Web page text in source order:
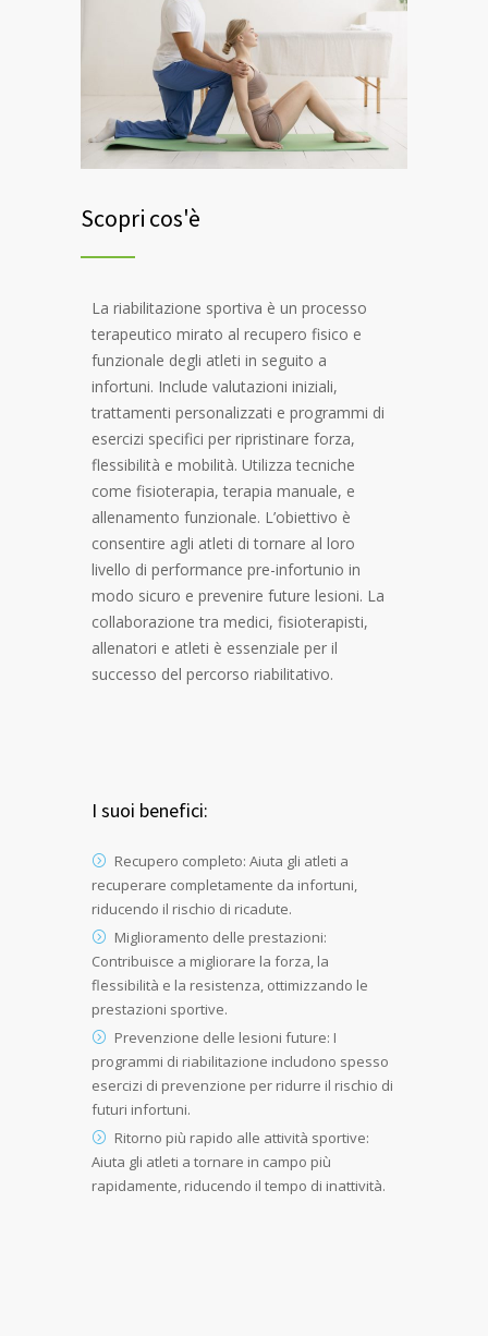
Scopri cos'è
La riabilitazione sportiva è un processo
terapeutico mirato al recupero fisico e
funzionale degli atleti in seguito a
infortuni. Include valutazioni iniziali,
trattamenti personalizzati e programmi di
esercizi specifici per ripristinare forza,
flessibilità e mobilità. Utilizza tecniche
come fisioterapia, terapia manuale, e
allenamento funzionale. L’obiettivo è
consentire agli atleti di tornare al loro
livello di performance pre-infortunio in
modo sicuro e prevenire future lesioni. La
collaborazione tra medici, fisioterapisti,
allenatori e atleti è essenziale per il
successo del percorso riabilitativo.
I suoi benefici:
Recupero completo: Aiuta gli atleti a
recuperare completamente da infortuni,
riducendo il rischio di ricadute.
Miglioramento delle prestazioni:
Contribuisce a migliorare la forza, la
flessibilità e la resistenza, ottimizzando le
prestazioni sportive.
Prevenzione delle lesioni future: I
programmi di riabilitazione includono spesso
esercizi di prevenzione per ridurre il rischio di
futuri infortuni.
Ritorno più rapido alle attività sportive:
Aiuta gli atleti a tornare in campo più
rapidamente, riducendo il tempo di inattività.